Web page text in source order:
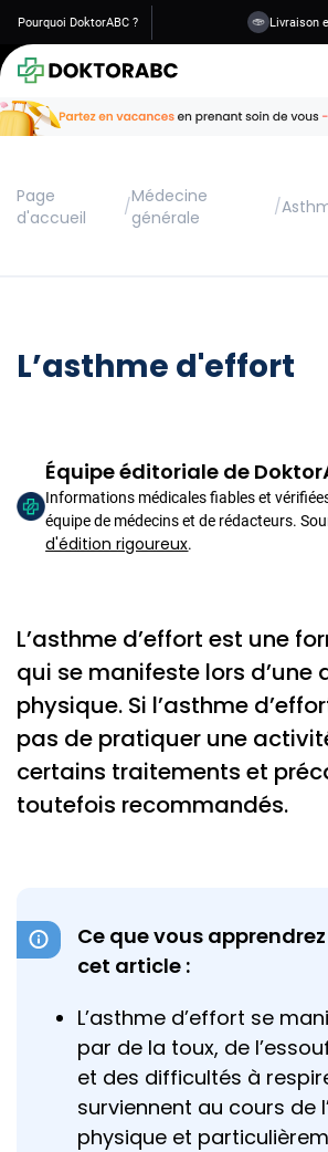
Pourquoi DoktorABC ? Livraison
Page
d'accueil
/Médecine
générale
/
L’asthme d'effort
Équipe éditoriale de
Informations médicales fiables et
équipe de médecins et de rédacteurs.
d'édition rigoureux.
L’asthme d’effort est une
qui se manifeste lors d’une
physique. Si l’asthme
pas de pratiquer une
certains traitements et
toutefois recommandés.
Ce que vous
cet article :
L’asthme d’effort se
par de la toux, de
et des difficultés à
surviennent au cours de
physique et